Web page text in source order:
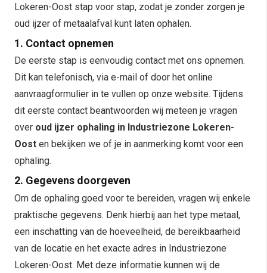
Lokeren-Oost stap voor stap, zodat je zonder zorgen je
oud ijzer of metaalafval kunt laten ophalen.
1. Contact opnemen
De eerste stap is eenvoudig contact met ons opnemen.
Dit kan telefonisch, via e-mail of door het online
aanvraagformulier in te vullen op onze website. Tijdens
dit eerste contact beantwoorden wij meteen je vragen
over oud ijzer ophaling in Industriezone Lokeren-
Oost en bekijken we of je in aanmerking komt voor een
ophaling.
2. Gegevens doorgeven
Om de ophaling goed voor te bereiden, vragen wij enkele
praktische gegevens. Denk hierbij aan het type metaal,
een inschatting van de hoeveelheid, de bereikbaarheid
van de locatie en het exacte adres in Industriezone
Lokeren-Oost. Met deze informatie kunnen wij de